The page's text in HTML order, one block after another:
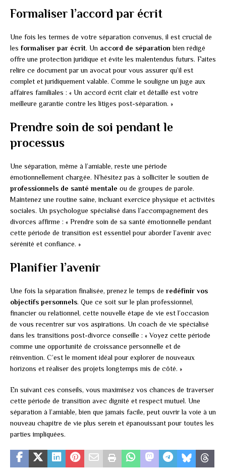
Formaliser l’accord par écrit
Une fois les termes de votre séparation convenus, il est crucial de
les formaliser par écrit. Un accord de séparation bien rédigé
offre une protection juridique et évite les malentendus futurs. Faites
relire ce document par un avocat pour vous assurer qu’il est
complet et juridiquement valable. Comme le souligne un juge aux
affaires familiales : « Un accord écrit clair et détaillé est votre
meilleure garantie contre les litiges post-séparation. »
Prendre soin de soi pendant le
processus
Une séparation, même à l’amiable, reste une période
émotionnellement chargée. N’hésitez pas à solliciter le soutien de
professionnels de santé mentale ou de groupes de parole.
Maintenez une routine saine, incluant exercice physique et activités
sociales. Un psychologue spécialisé dans l’accompagnement des
divorces affirme : « Prendre soin de sa santé émotionnelle pendant
cette période de transition est essentiel pour aborder l’avenir avec
sérénité et confiance. »
Planifier l’avenir
Une fois la séparation finalisée, prenez le temps de redéfinir vos
objectifs personnels. Que ce soit sur le plan professionnel,
financier ou relationnel, cette nouvelle étape de vie est l’occasion
de vous recentrer sur vos aspirations. Un coach de vie spécialisé
dans les transitions post-divorce conseille : « Voyez cette période
comme une opportunité de croissance personnelle et de
réinvention. C’est le moment idéal pour explorer de nouveaux
horizons et réaliser des projets longtemps mis de côté. »
En suivant ces conseils, vous maximisez vos chances de traverser
cette période de transition avec dignité et respect mutuel. Une
séparation à l’amiable, bien que jamais facile, peut ouvrir la voie à un
nouveau chapitre de vie plus serein et épanouissant pour toutes les
parties impliquées.